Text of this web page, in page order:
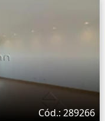
Cód.: 289266